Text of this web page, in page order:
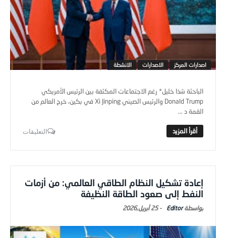
اصدارات المركز الاصدارات الانشطة
الباحثة شذا خليل* رغم الاجتماعات المكثفة بين الرئيس الأمريكي
Donald Trump والرئيس الصيني Xi Jinping في بكين، خرج العالم من
القمة د ...
التعليقات
إعادة تشكيل النظام الطاقي العالمي: من أزمات
النفط إلى صعود الطاقة النظيفة
Editor
-25 أبريل,2026